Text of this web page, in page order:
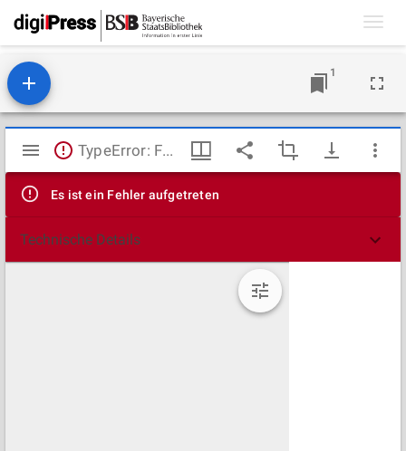
1
Mirador
Viewer
TypeError: Failed to fetch
Es ist ein Fehler aufgetreten
Technische Details